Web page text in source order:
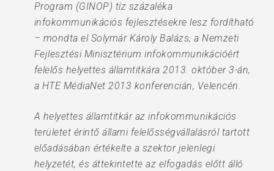
Program (GINOP) tíz százaléka
infokommunikációs fejlesztésekre lesz fordítható
– mondta el Solymár Károly Balázs, a Nemzeti
Fejlesztési Minisztérium infokommunikációért
felelős helyettes államtitkára 2013. október 3-án,
a HTE MédiaNet 2013 konferencián, Velencén.
A helyettes államtitkár az infokommunikációs
területet érintő állami felelősségvállalásról tartott
előadásában értékelte a szektor jelenlegi
helyzetét, és áttekintette az elfogadás előtt álló